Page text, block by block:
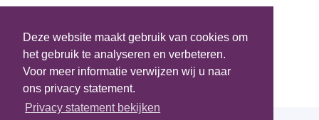
Deze website maakt gebruik van cookies om
het gebruik te analyseren en verbeteren.
Voor meer informatie verwijzen wij u naar
ons privacy statement.
Privacy statement bekijken
 Volg ons opTwitter
 Volg ons op Facebook